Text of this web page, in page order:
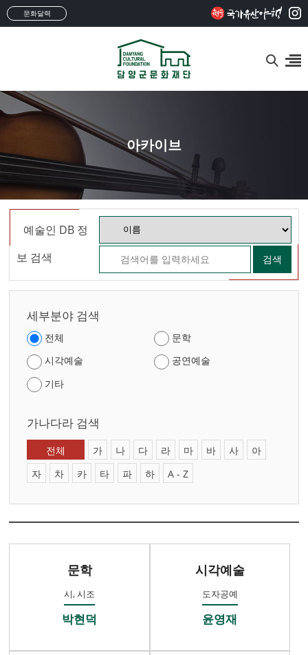
문화달력
아카이브
예술인 DB 정
보 검색
검색
세부분야 검색
전체
문학
시각예술
공연예술
기타
가나다라 검색
전체 가 나 다 라 마 바 사
아
자
차 카 타 파 하 A - Z
문학
시, 시조
박현덕
시각예술
도자공예
윤영재